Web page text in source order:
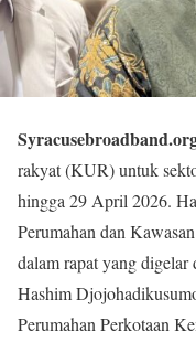
rakyat (KUR) untuk
hingga 29 April 2026.
Perumahan dan
dalam rapat yang digelar
Hashim
Perumahan Perkotaan